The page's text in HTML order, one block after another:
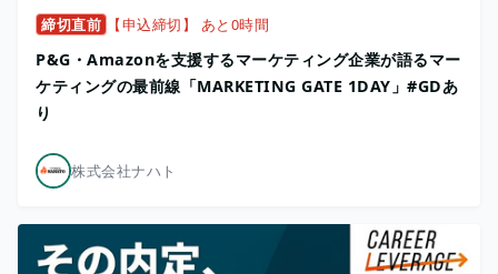
締切直前 【申込締切】 あと0時間
P&G・Amazonを支援するマーケティング企業が語るマー
ケティングの最前線「MARKETING GATE 1DAY」#GDあ
り
株式会社ナハト